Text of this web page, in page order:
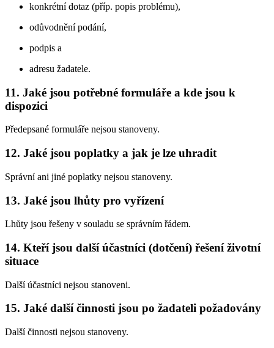
konkrétní dotaz (příp. popis problému),
odůvodnění podání,
podpis a
adresu žadatele.
11. Jaké jsou potřebné formuláře a kde jsou k
dispozici
Předepsané formuláře nejsou stanoveny.
12. Jaké jsou poplatky a jak je lze uhradit
Správní ani jiné poplatky nejsou stanoveny.
13. Jaké jsou lhůty pro vyřízení
Lhůty jsou řešeny v souladu se správním řádem.
14. Kteří jsou další účastníci (dotčení) řešení životní
situace
Další účastníci nejsou stanoveni.
15. Jaké další činnosti jsou po žadateli požadovány
Další činnosti nejsou stanoveny.